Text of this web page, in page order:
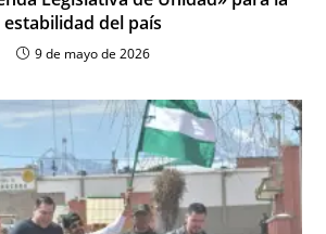
estabilidad del país
9 de mayo de 2026